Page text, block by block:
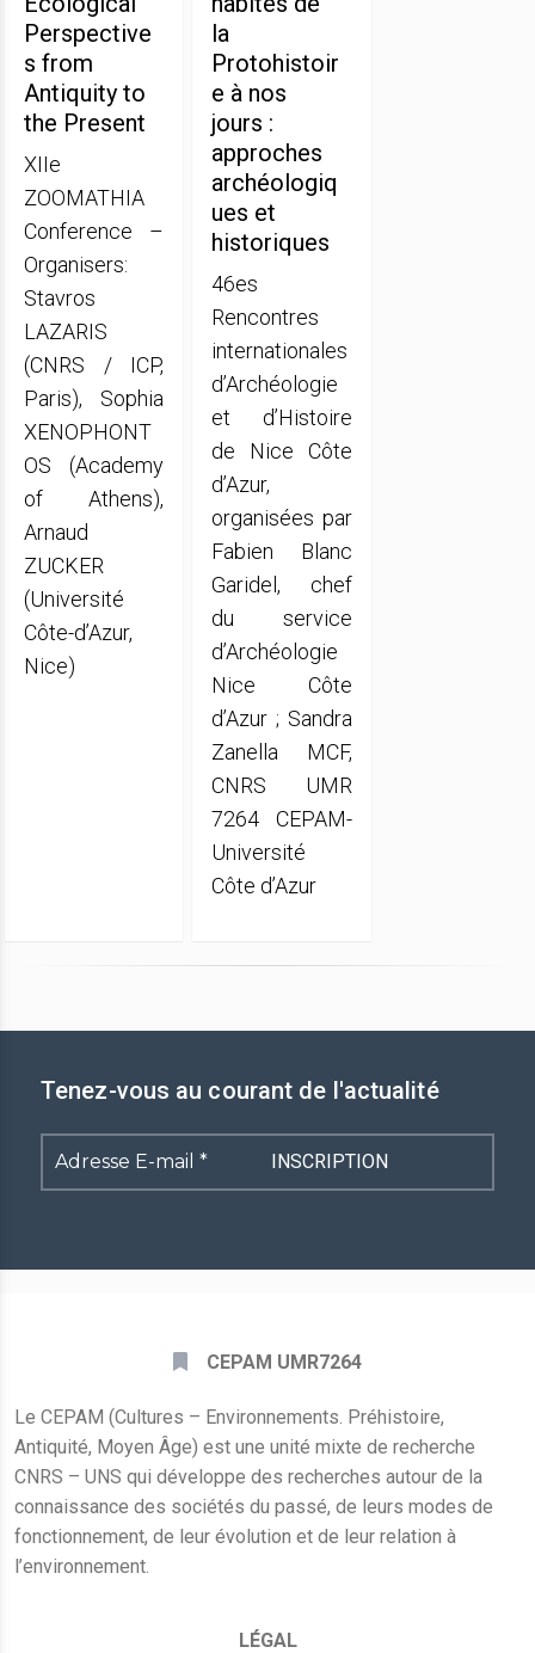
Perspective
s from
Antiquity to
the Present
XIIe
ZOOMATHIA
Conference –
Organisers:
Stavros
LAZARIS
(CNRS / ICP,
Paris), Sophia
XENOPHONT
OS (Academy
of Athens),
Arnaud
ZUCKER
(Université
Côte-d’Azur,
Nice)
la
Protohistoir
e à nos
jours :
approches
archéologiq
ues et
historiques
46es
Rencontres
internationales
d’Archéologie
et d’Histoire
de Nice Côte
d’Azur,
organisées par
Fabien Blanc
Garidel, chef
du service
d’Archéologie
Nice Côte
d’Azur ; Sandra
Zanella MCF,
CNRS UMR
7264 CEPAM-
Université
Côte d’Azur
Tenez-vous au courant de l'actualité
Adresse
E-
CEPAM UMR7264
Le CEPAM (Cultures – Environnements. Préhistoire,
Antiquité, Moyen Âge) est une unité mixte de recherche
CNRS – UNS qui développe des recherches autour de la
connaissance des sociétés du passé, de leurs modes de
fonctionnement, de leur évolution et de leur relation à
l’environnement.
LÉGAL